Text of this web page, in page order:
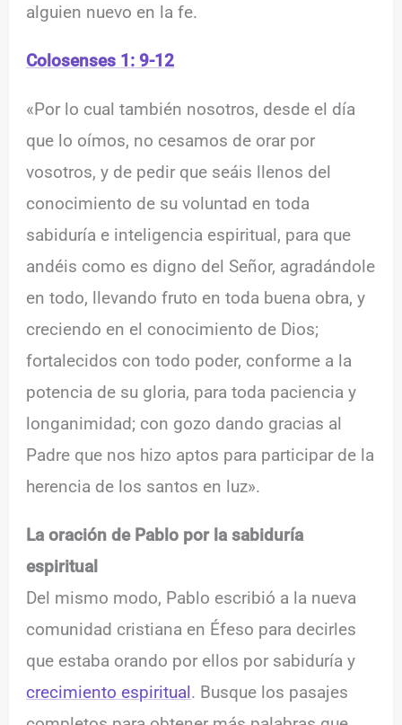
alguien nuevo en la fe.
Colosenses 1: 9-12
«Por lo cual también nosotros, desde el día
que lo oímos, no cesamos de orar por
vosotros, y de pedir que seáis llenos del
conocimiento de su voluntad en toda
sabiduría e inteligencia espiritual, para que
andéis como es digno del Señor, agradándole
en todo, llevando fruto en toda buena obra, y
creciendo en el conocimiento de Dios;
fortalecidos con todo poder, conforme a la
potencia de su gloria, para toda paciencia y
longanimidad; con gozo dando gracias al
Padre que nos hizo aptos para participar de la
herencia de los santos en luz».
La oración de Pablo por la sabiduría
espiritual
Del mismo modo, Pablo escribió a la nueva
comunidad cristiana en Éfeso para decirles
que estaba orando por ellos por sabiduría y
crecimiento espiritual. Busque los pasajes